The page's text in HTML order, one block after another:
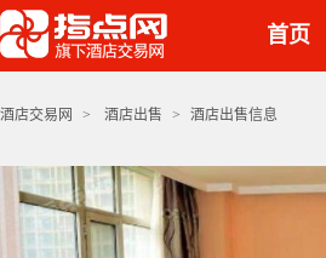
首页
酒店交易网 > 酒店出售 > 酒店出售信息